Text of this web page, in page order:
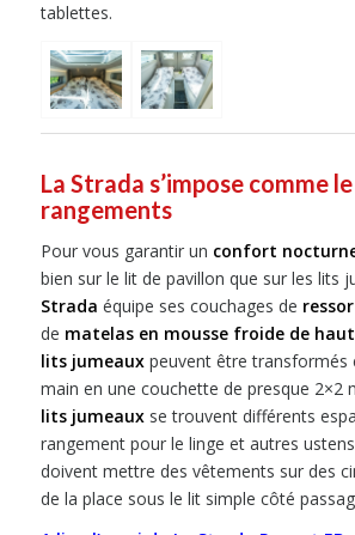
tablettes.
La Strada s’impose comme
rangements
Pour vous garantir un confort
bien sur le lit de pavillon que sur les lits
Strada équipe ses couchages de
de matelas en mousse froide de
lits jumeauxpeuvent être transformés
main en une couchette de presque 2×2
lits jumeauxse trouvent différents
rangement pour le linge et autres
doivent mettre des vêtements sur des
de la place sous le lit simple côté